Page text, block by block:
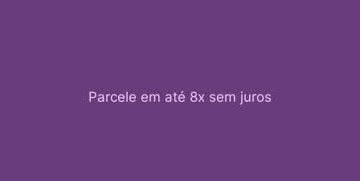
Parcele em até 8x sem juros